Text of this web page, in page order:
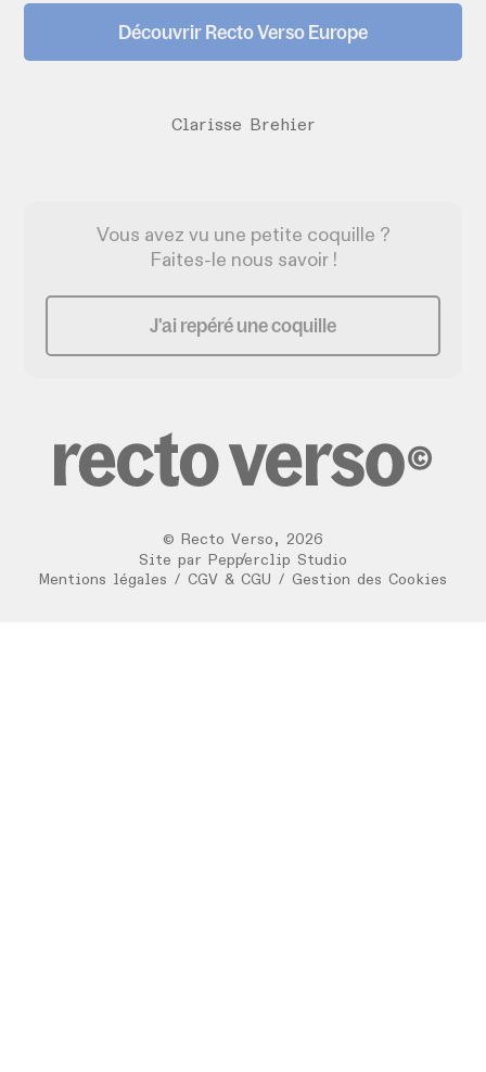
Découvrir Recto Verso Europe
Clarisse Brehier
Vous avez vu une petite coquille ?
Faites-le nous savoir !
J'ai repéré une coquille
© Recto Verso , 2026
/
Site par
Pepperclip Studio
Mentions légales / CGV & CGU / Gestion des Cookies